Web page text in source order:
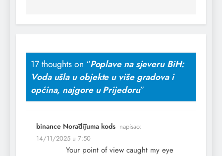
17 thoughts on “Poplave na sjeveru BiH:
Voda ušla u objekte u više gradova i
općina, najgore u Prijedoru”
binance Norādījuma kods napisao:
14/11/2025 u 7:50
Your point of view caught my eye